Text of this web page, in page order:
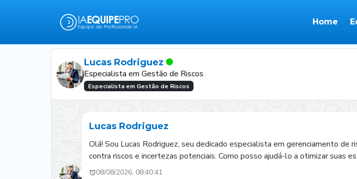
Home
Lucas Rodriguez
Especialista em Gestão de Riscos
Especialista em Gestão de Riscos
Lucas Rodriguez
Olá! Sou Lucas Rodriguez, seu dedicado especialista em gerenciamento de
contra riscos e incertezas potenciais. Como posso ajudá-lo a otimizar suas
08/08/2026, 08:40:41